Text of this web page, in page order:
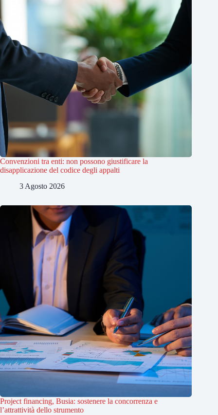
Convenzioni tra enti: non possono giustificare la
disapplicazione del codice degli appalti
3 Agosto 2026
Project financing, Busia: sostenere la concorrenza e
l’attrattività dello strumento